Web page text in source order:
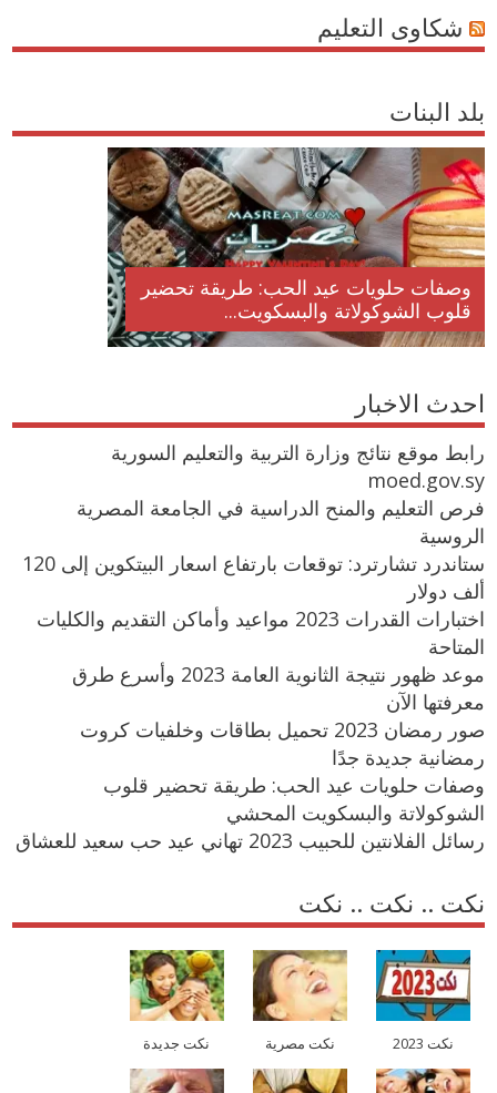
شكاوى التعليم
بلد البنات
وصفات حلويات عيد الحب: طريقة تحضير
قلوب الشوكولاتة والبسكويت...
احدث الاخبار
رابط موقع نتائج وزارة التربية والتعليم السورية
moed.gov.sy
فرص التعليم والمنح الدراسية في الجامعة المصرية
الروسية
ستاندرد تشارترد: توقعات بارتفاع اسعار البيتكوين إلى 120
ألف دولار
اختبارات القدرات 2023 مواعيد وأماكن التقديم والكليات
المتاحة
موعد ظهور نتيجة الثانوية العامة 2023 وأسرع طرق
معرفتها الآن
صور رمضان 2023 تحميل بطاقات وخلفيات كروت
رمضانية جديدة جدًا
وصفات حلويات عيد الحب: طريقة تحضير قلوب
الشوكولاتة والبسكويت المحشي
رسائل الفلانتين للحبيب 2023 تهاني عيد حب سعيد للعشاق
نكت .. نكت .. نكت
نكت 2023 نكت مصرية نكت جديدة